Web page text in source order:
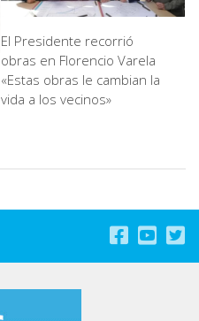
El Presidente recorrió
obras en Florencio Varela
«Estas obras le cambian la
vida a los vecinos»